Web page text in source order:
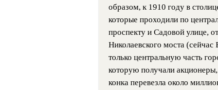
образом, к 1910 году в
которые проходили по
проспекту и Садовой улице,
Николаевского моста
только центральную часть
которую получали
конка перевезла около